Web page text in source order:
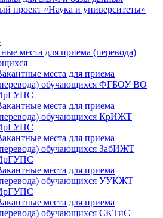
проект «Наука и университеты»
места для приема (перевода)
места для приема
обучающихся ФГБОУ ВО
места для приема
обучающихся КрИЖТ
места для приема
обучающихся ЗабИЖТ
места для приема
обучающихся УУКЖТ
места для приема
обучающихся СКТиС